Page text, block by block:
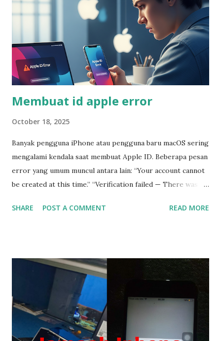
Membuat id apple error
October 18, 2025
Banyak pengguna iPhone atau pengguna baru macOS sering
mengalami kendala saat membuat Apple ID. Beberapa pesan
error yang umum muncul antara lain: “Your account cannot
be created at this time.” “Verification failed — There was an
use.” Masalah ini bisa disebabkan oleh beberapa hal, seperti:
aktif atau IP terdeteksi mencurigakan. ⚙️ Cara Mengatasi
Error Saat Membuat ID Apple Berikut langkah-langkah
sederhana yang bisa kamu lakukan: 1️⃣ Cek Koneksi Internet
Pastikan kamu menggunakan jaringan yang stabil. Coba
matikan Wi-Fi lalu hidupkan kembali, atau gunakan jaringan
lain seperti hotspot ponsel. 2️⃣ Nonaktifkan VPN Jika kamu
SHARE POST A COMMENT READ MORE